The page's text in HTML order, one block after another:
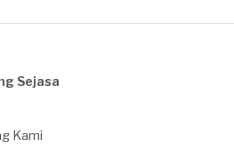
Sejasa
Kami